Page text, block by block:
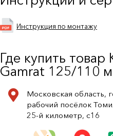
Инструкция по монтажу
Где купить
Gamrat 125/110
Московская область,
рабочий посёлок
25-й километр, с16